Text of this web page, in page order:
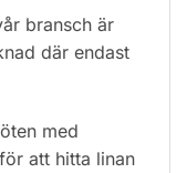
bransch är
där endast
med
att hitta linan